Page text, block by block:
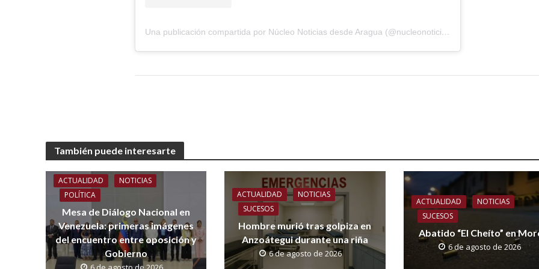
Una publicación compartida por Núcleo Noticias desde Aragua (@nucleonoticias_aragua)
También puede interesarte
ACTUALIDAD
NOTICIAS
POLÍTICA
Mesa de Diálogo Nacional en
Venezuela: primeras imágenes
del encuentro entre oposición y
Gobierno
ACTUALIDAD
NOTICIAS
SUCESOS
Hombre murió tras golpiza en
Anzoátegui durante una riña
6 de agosto de 2026
ACTUALIDAD
NOTICIAS
SUCESOS
Abatido “El Cheíto” en
6 de agosto de 2026